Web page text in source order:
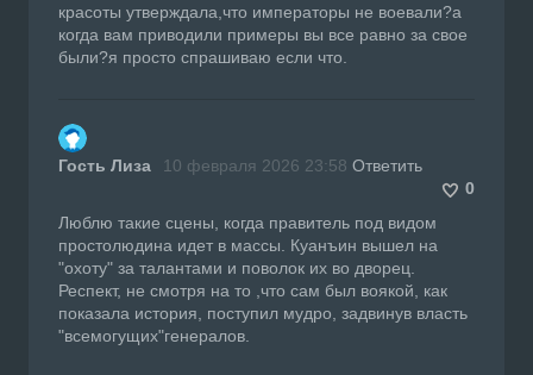
красоты утверждала,что императоры не воевали?а
когда вам приводили примеры вы все равно за свое
были?я просто спрашиваю если что.
Гость Лиза 10 февраля 2026 23:58 Ответить
0
Люблю такие сцены, когда правитель под видом
простолюдина идет в массы. Куанъин вышел на
"охоту" за талантами и поволок их во дворец.
Респект, не смотря на то ,что сам был воякой, как
показала история, поступил мудро, задвинув власть
"всемогущих"генералов.